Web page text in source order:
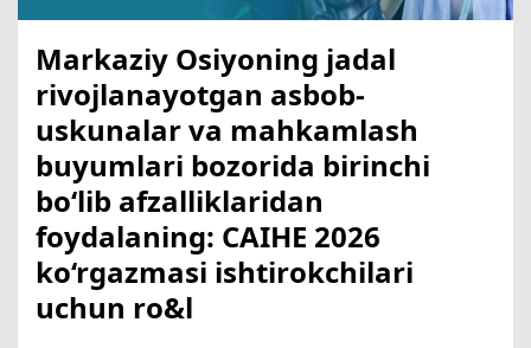
Markaziy Osiyoning jadal
rivojlanayotgan asbob-
uskunalar va mahkamlash
buyumlari bozorida birinchi
bo‘lib afzalliklaridan
foydalaning: CAIHE 2026
ko‘rgazmasi ishtirokchilari
uchun ro&l